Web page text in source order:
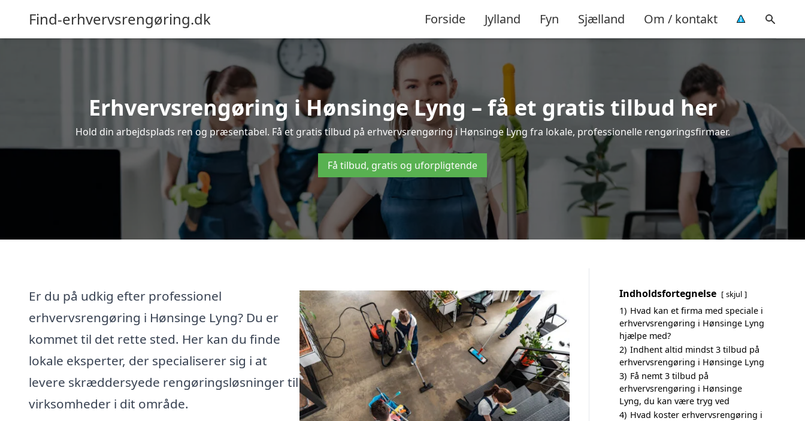
Find-erhvervsrengøring.dk Forside Jylland Fyn Sjælland Om / kontakt
Erhvervsrengøring i Hønsinge Lyng – få et gratis tilbud her
Hold din arbejdsplads ren og præsentabel. Få et gratis tilbud på erhvervsrengøring i Hønsinge Lyng fra lokale, professionelle rengøringsfirmaer.
Få tilbud, gratis og uforpligtende
Er du på udkig efter professionel
erhvervsrengøring i Hønsinge Lyng? Du er
kommet til det rette sted. Her kan du finde
lokale eksperter, der specialiserer sig i at
levere skræddersyede rengøringsløsninger til
virksomheder i dit område.
Indholdsfortegnelse skjul
1) Hvad kan et firma med speciale i
erhvervsrengøring i Hønsinge Lyng
hjælpe med?
2) Indhent altid mindst 3 tilbud på
erhvervsrengøring i Hønsinge Lyng
3) Få nemt 3 tilbud på
erhvervsrengøring i Hønsinge
Lyng, du kan være tryg ved
4) Hvad koster erhvervsrengøring i